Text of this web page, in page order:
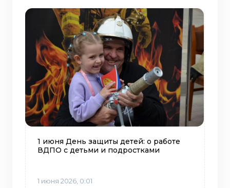
1 июня День защиты детей: о работе
ВДПО с детьми и подростками
1 июня 2026, 0:01